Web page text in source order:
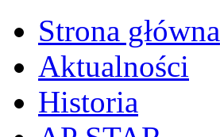
Strona główna
Aktualności
Historia